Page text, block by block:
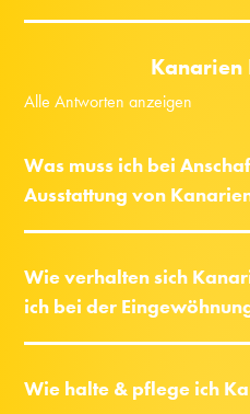
Kanarien
Alle Antworten anzeigen
Was muss ich bei
Ausstattung von
Wie verhalten sich
ich bei der
Wie halte & pflege ich